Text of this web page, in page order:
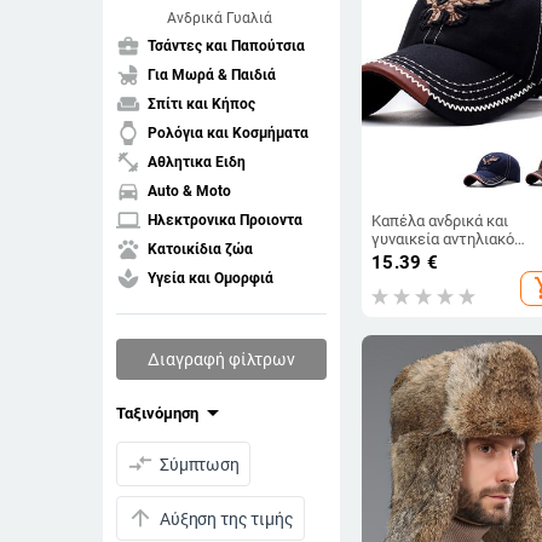
Ανδρικά Γυαλιά
business_center Τσάντες και Παπούτσια
child_friendly Για Μωρά & Παιδιά
weekend Σπίτι και Κήπος
watch Ρολόγια και Κοσμήματα
fitness_center Αθλητικα Ειδη
directions_car Auto & Moto
laptop Ηλεκτρονικα Προιοντα
pets Κατοικίδια ζώα
spa Υγεία και Ομορφιά
Διαγραφή φίλτρων
Ταξινόμηση arrow_drop_down
compare_arrows Σύμπτωση
arrow_upward Αύξηση της τιμής
Καπέλα ανδρικά και
γυναικεία αντηλιακό
καπέλο τεσσάρων
σε σκιά μπέιζμπολ Eagle
κέντημα Κορεατικής
15.39 €